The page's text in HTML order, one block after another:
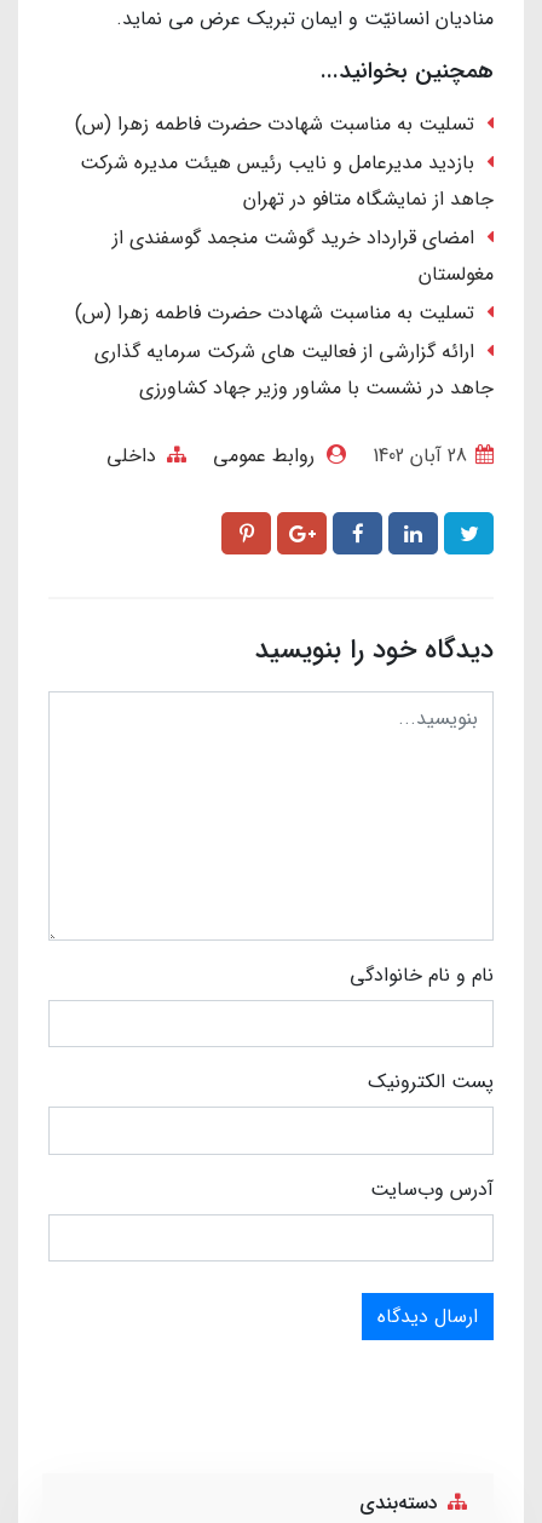
منادیان انسانیّت و ایمان تبریک عرض می نماید.
همچنین بخوانید...
تسلیت به مناسبت شهادت حضرت فاطمه زهرا (س)
بازدید مدیرعامل و نایب رئیس هیئت مدیره شرکت
جاهد از نمایشگاه متافو در تهران
امضای قرارداد خرید گوشت منجمد گوسفندی از
مغولستان
تسلیت به مناسبت شهادت حضرت فاطمه زهرا (س)
ارائه گزارشی از فعالیت های شرکت سرمایه گذاری
جاهد در نشست با مشاور وزیر جهاد کشاورزی
روابط عمومی داخلی
دیدگاه خود را بنویسید
نام و نام خانوادگی
پست الکترونیک
آدرس وب‌سایت
ارسال دیدگاه
دسته‌بندی